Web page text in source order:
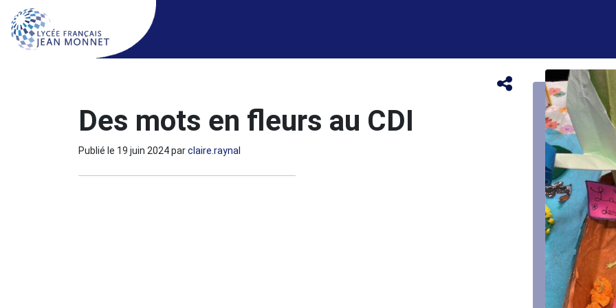
Des mots en fleurs au CDI
Publié le 19 juin 2024parclaire.raynal